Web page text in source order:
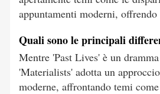
appuntamenti moderni,
Quali sono le principali
Mentre 'Past Lives' è un
'Materialists' adotta un
moderne, affrontando temi